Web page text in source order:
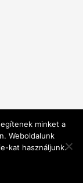
minket a
Weboldalunk
kat használjunk.